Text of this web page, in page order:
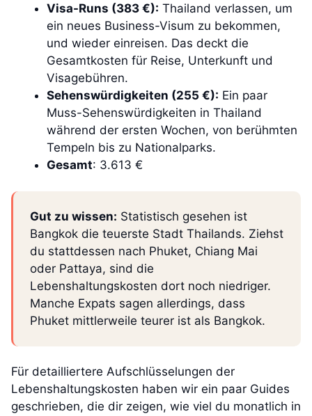
Visa-Runs (383 €): Thailand verlassen, um
ein neues Business-Visum zu bekommen,
und wieder einreisen. Das deckt die
Gesamtkosten für Reise, Unterkunft und
Visagebühren.
Sehenswürdigkeiten (255 €): Ein paar
Muss-Sehenswürdigkeiten in Thailand
während der ersten Wochen, von berühmten
Tempeln bis zu Nationalparks.
Gesamt: 3.613 €
Gut zu wissen: Statistisch gesehen ist
Bangkok die teuerste Stadt Thailands. Ziehst
du stattdessen nach Phuket, Chiang Mai
oder Pattaya, sind die
Lebenshaltungskosten dort noch niedriger.
Manche Expats sagen allerdings, dass
Phuket mittlerweile teurer ist als Bangkok.
Für detailliertere Aufschlüsselungen der
Lebenshaltungskosten haben wir ein paar Guides
geschrieben, die dir zeigen, wie viel du monatlich in